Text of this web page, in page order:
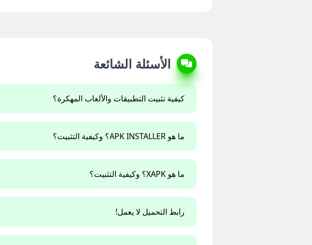
الأسئلة الشائعة
كيفية تثبيت التطبيقات والألعاب المهكرة؟
ما هو APK INSTALLER؟ وكيفية التثبيت؟
ما هو XAPK؟ وكيفية التثبيت؟
رابط التحميل لا يعمل!